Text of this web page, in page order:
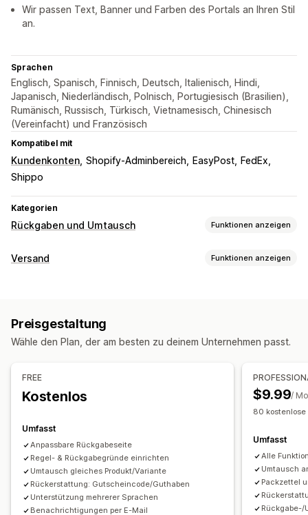
Wir passen Text, Banner und Farben des Portals an Ihren Stil
an.
Sprachen
Englisch, Spanisch, Finnisch, Deutsch, Italienisch, Hindi,
Japanisch, Niederländisch, Polnisch, Portugiesisch (Brasilien),
Rumänisch, Russisch, Türkisch, Vietnamesisch, Chinesisch
(Vereinfacht) und Französisch
Kompatibel mit
Kundenkonten Shopify-Adminbereich EasyPost
FedEx
Shippo
Kategorien
Rückgaben und Umtausch Funktionen anzeigen
Rückgabeoptionen
Verwaltung von Rückgaben
Benutzerdefinierte Richtlinien
Nicht rückgabefähige Artikel
Versandetiketten
Rückgabe-Tracking
Benutzerdefiniertes Branding
Verwaltung von Rückerstattungen
Lagerbestands-Updates
Versand Funktionen anzeigen
Verwaltung von Lieferungen
Preisgestaltung
Wähle den Plan, der am besten zu deinem Unternehmen passt.
FREE
Kostenlos
Umfasst
Anpassbare Rückgabeseite
Regel- & Rückgabegründe einrichten
Umtausch gleiches Produkt/Variante
Rückerstattung: Gutscheincode/Guthaben
Unterstützung mehrerer Sprachen
Benachrichtigungen per E-Mail
$9.99/
80
Umfasst
Alle
Umtausch
Packzettel
Rückgabe-/